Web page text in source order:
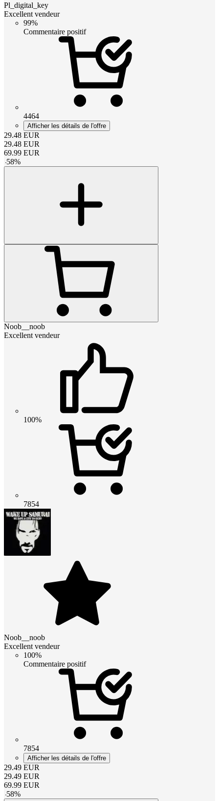
Pl_digital_key
Excellent vendeur
99%
Commentaire positif
4464
Afficher les détails de l'offre
29.48 EUR
29.48 EUR
69.99 EUR
-58%
Noob__noob
Excellent vendeur
100%
7854
Noob__noob
Excellent vendeur
100%
Commentaire positif
7854
Afficher les détails de l'offre
29.49 EUR
29.49 EUR
69.99 EUR
-58%